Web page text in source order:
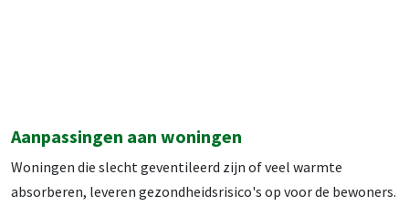
Aanpassingen aan woningen
Woningen die slecht geventileerd zijn of veel warmte
absorberen, leveren gezondheidsrisico's op voor de bewoners.